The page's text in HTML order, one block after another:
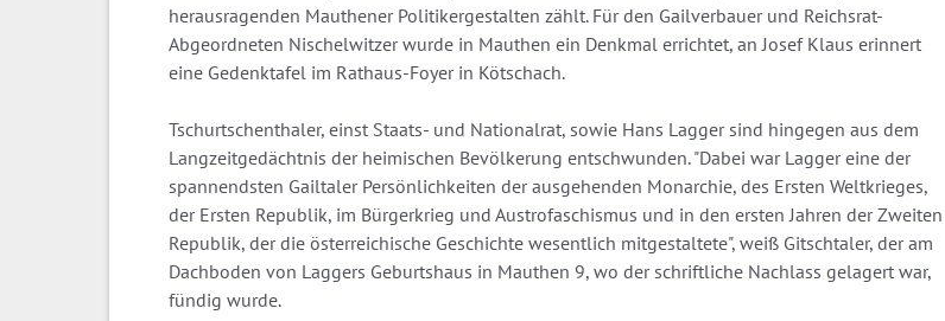
herausragenden Mauthener Politikergestalten zählt. Für den Gailverbauer und Reichsrat-
Abgeordneten Nischelwitzer wurde in Mauthen ein Denkmal errichtet, an Josef Klaus erinnert
eine Gedenktafel im Rathaus-Foyer in Kötschach.
Tschurtschenthaler, einst Staats- und Nationalrat, sowie Hans Lagger sind hingegen aus dem
Langzeitgedächtnis der heimischen Bevölkerung entschwunden. "Dabei war Lagger eine der
spannendsten Gailtaler Persönlichkeiten der ausgehenden Monarchie, des Ersten Weltkrieges,
der Ersten Republik, im Bürgerkrieg und Austrofaschismus und in den ersten Jahren der Zweiten
Republik, der die österreichische Geschichte wesentlich mitgestaltete", weiß Gitschtaler, der am
Dachboden von Laggers Geburtshaus in Mauthen 9, wo der schriftliche Nachlass gelagert war,
fündig wurde.